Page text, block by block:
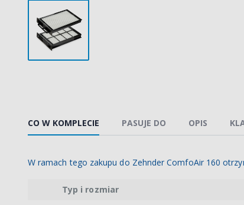
CO W KOMPLECIE PASUJE DO OPIS
W ramach tego zakupu do Zehnder ComfoAir 160
Typ i rozmiar